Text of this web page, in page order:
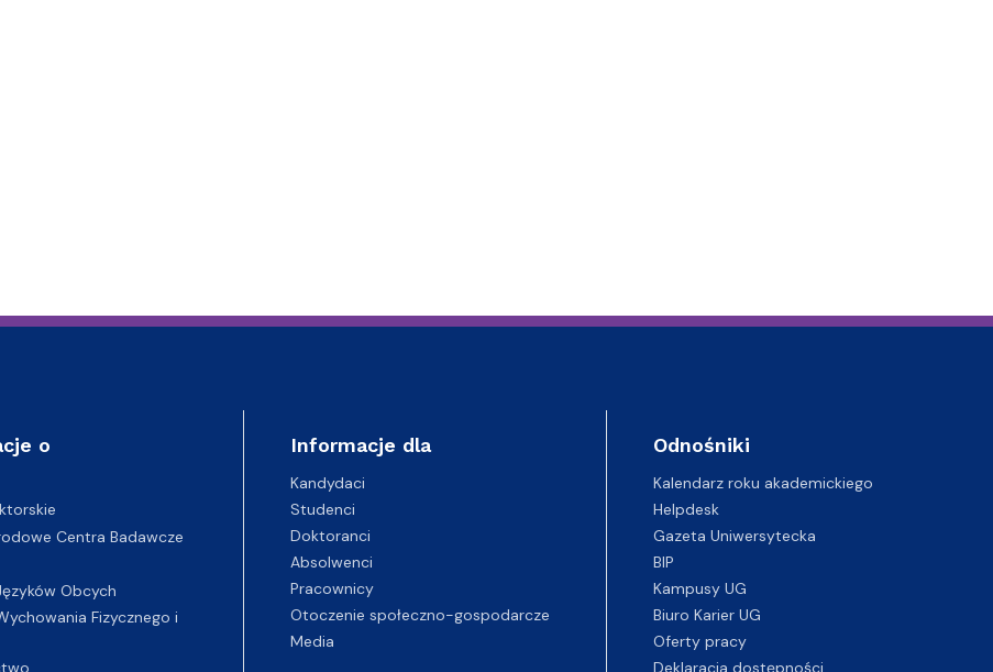
o
Centra Badawcze
Obcych
Fizycznego i
Informacje dla
Kandydaci
Studenci
Doktoranci
Absolwenci
Pracownicy
Otoczenie społeczno-gospodarcze
Media
Odnośniki
Kalendarz roku akademickiego
Helpdesk
Gazeta Uniwersytecka
BIP
Kampusy UG
Biuro Karier UG
Oferty pracy
Deklaracja dostępności